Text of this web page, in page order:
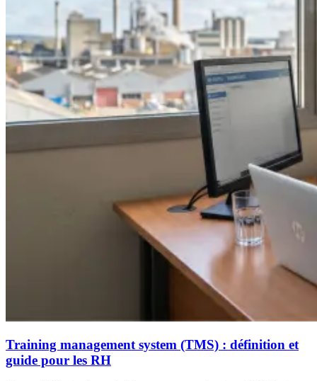
Training management system (TMS) : définition et
guide pour les RH